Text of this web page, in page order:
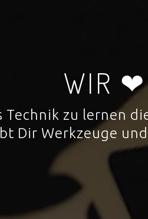
WIR ❤
Technik zu lernen
Dir Werkzeuge